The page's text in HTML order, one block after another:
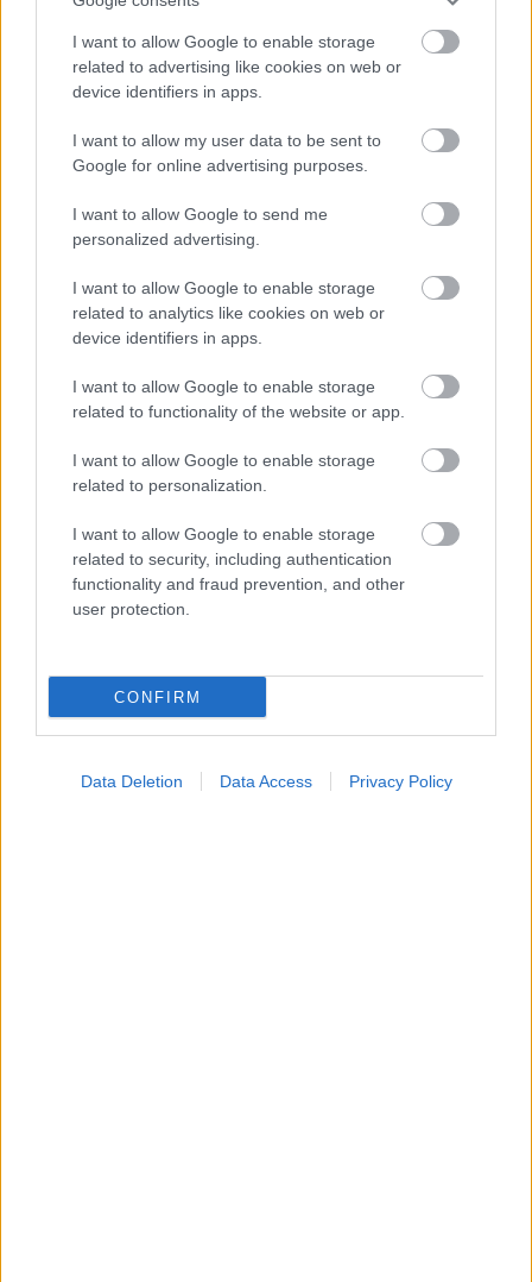
I want to allow Google to enable storage
related to advertising like cookies on web or
device identifiers in apps.
I want to allow my user data to be sent to
Google for online advertising purposes.
I want to allow Google to send me
personalized advertising.
I want to allow Google to enable storage
related to analytics like cookies on web or
device identifiers in apps.
I want to allow Google to enable storage
related to functionality of the website or app.
I want to allow Google to enable storage
related to personalization.
I want to allow Google to enable storage
related to security, including authentication
functionality and fraud prevention, and other
user protection.
CONFIRM
Data Deletion Data Access Privacy Policy
τη σχέση του με το
σωματικό βάρος
ΔΕΙΤΕ ΕΠΙΣΗΣ